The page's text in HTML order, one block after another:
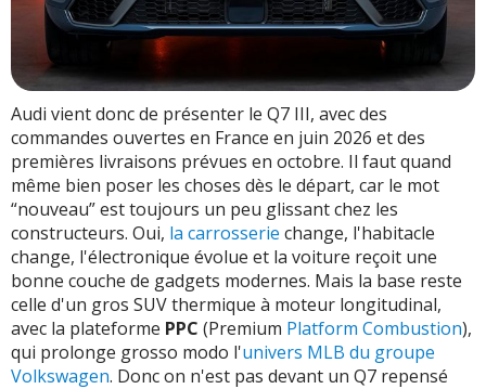
Audi vient donc de présenter le Q7 III, avec des
commandes ouvertes en France en juin 2026 et des
premières livraisons prévues en octobre. Il faut quand
même bien poser les choses dès le départ, car le mot
“nouveau” est toujours un peu glissant chez les
constructeurs. Oui, la carrosserie change, l'habitacle
change, l'électronique évolue et la voiture reçoit une
bonne couche de gadgets modernes. Mais la base reste
celle d'un gros SUV thermique à moteur longitudinal,
avec la plateforme PPC (Premium Platform Combustion),
qui prolonge grosso modo l'univers MLB du groupe
Volkswagen. Donc on n'est pas devant un Q7 repensé